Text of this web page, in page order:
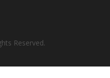
Reserved.